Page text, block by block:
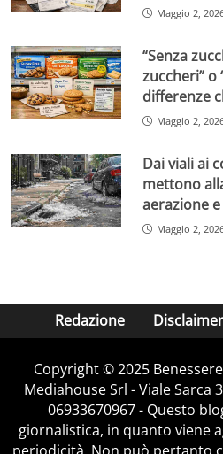
Maggio 2,
“Senza
zuccheri”
differenze
Maggio 2,
Dai viali ai
mettono
aerazione
Maggio 2,
Redazione Disclaimer
Copyright © 2025
Mediahouse Srl - Viale Sarca
06933670967 - Questo
giornalistica, in quanto viene